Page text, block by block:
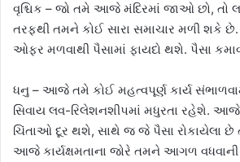
વૃશ્ચિક – જો તમે આજે મંદિરમાં જાઓ છો, તો
તરફથી તમને કોઈ સારા સમાચાર મળી શકે
ઓફર મળવાથી પૈસામાં ફાયદો થશે. પૈસા
ધનુ – આજે તમે કોઈ મહત્વપૂર્ણ કાર્ય
સિવાય લવ-રિલેશનશીપમાં મધુરતા રહેશે.
ચિંતાઓ દૂર થશે, સાથે જ જે પૈસા રોકાયેલા છે
આજે કાર્યક્ષમતાના જોરે તમને આગળ